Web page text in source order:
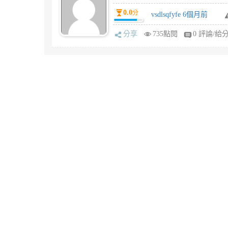
0.0分 vsdlsqfyfe 6個月前
分享 735點閱 0 評論/給